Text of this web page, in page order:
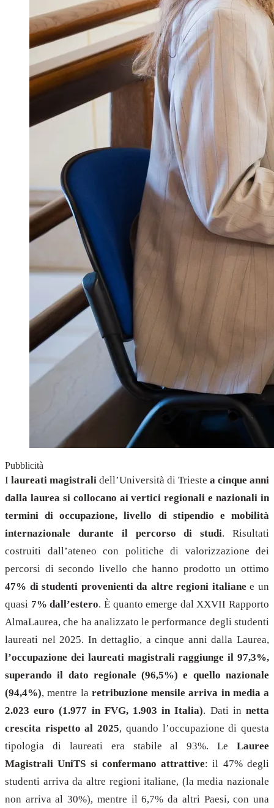
Pubblicità
I laureati magistrali dell’Università di Trieste a cinque anni
dalla laurea si collocano ai vertici regionali e nazionali in
termini di occupazione, livello di stipendio e mobilità
internazionale durante il percorso di studi. Risultati
costruiti dall’ateneo con politiche di valorizzazione dei
percorsi di secondo livello che hanno prodotto un ottimo
47% di studenti provenienti da altre regioni italiane e un
quasi 7% dall’estero. È quanto emerge dal XXVII Rapporto
AlmaLaurea, che ha analizzato le performance degli studenti
laureati nel 2025. In dettaglio, a cinque anni dalla Laurea,
l’occupazione dei laureati magistrali raggiunge il 97,3%,
superando il dato regionale (96,5%) e quello nazionale
(94,4%), mentre la retribuzione mensile arriva in media a
2.023 euro (1.977 in FVG, 1.903 in Italia). Dati innetta
crescita rispetto al 2025, quando l’occupazione di questa
tipologia di laureati era stabile al 93%. Le Lauree
Magistrali UniTS si confermano attrattive: il 47% degli
studenti arriva da altre regioni italiane, (la media nazionale
non arriva al 30%), mentre il 6,7% da altri Paesi, con una